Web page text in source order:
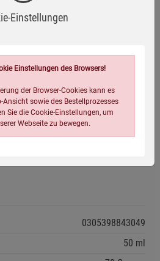
Aerosol.
Hautreizungen.
Hautreaktionen
schwere Augenreizung.
0305398843049
50 ml
Einstellungen
Einstellungen des Browsers!
der Browser-Cookies kann es
Ansicht sowie des Bestellprozesses
Sie die Cookie-Einstellungen, um
Webseite zu bewegen.